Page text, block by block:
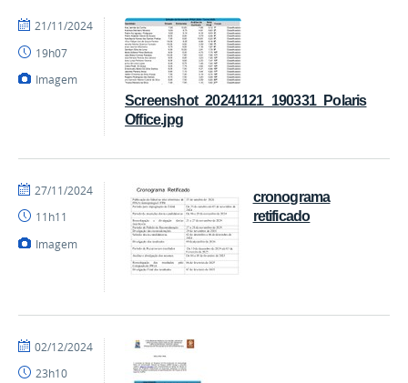
Screenshot_20241121_190331_Polaris
Office.jpg
por
publicado
21/11/2024
19h07
Imagem
cronograma
retificado
por
publicado
27/11/2024
11h11
Imagem
por
publicado
02/12/2024
23h10